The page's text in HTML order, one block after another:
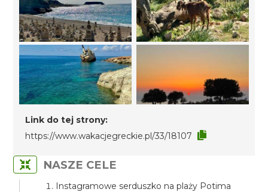
Link do tej strony:
https://www.wakacjegreckie.pl/33/18107
NASZE CELE
Instagramowe serduszko na plaży Potima